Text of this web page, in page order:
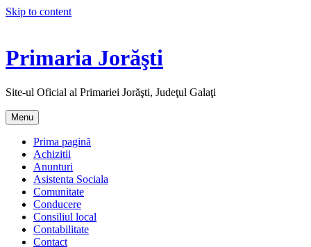
Skip to content
Primaria Jorăşti
Site-ul Oficial al Primariei Jorăşti, Judeţul Galaţi
Menu
Prima pagină
Achizitii
Anunturi
Asistenta Sociala
Comunitate
Conducere
Consiliul local
Contabilitate
Contact